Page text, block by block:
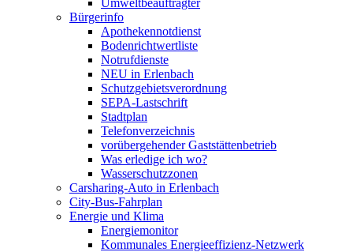
Umweltbeauftragter
Bürgerinfo
Apothekennotdienst
Bodenrichtwertliste
Notrufdienste
NEU in Erlenbach
Schutzgebietsverordnung
SEPA-Lastschrift
Stadtplan
Telefonverzeichnis
vorübergehender Gaststättenbetrieb
Was erledige ich wo?
Wasserschutzzonen
Carsharing-Auto in Erlenbach
City-Bus-Fahrplan
Energie und Klima
Energiemonitor
Kommunales Energieeffizienz-Netzwerk